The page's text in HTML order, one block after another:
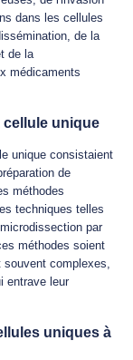
dans les cellules
de la
de la
médicaments
cellule unique
unique consistaient
de
méthodes
techniques telles
par
méthodes soient
complexes,
entrave leur
uniques à